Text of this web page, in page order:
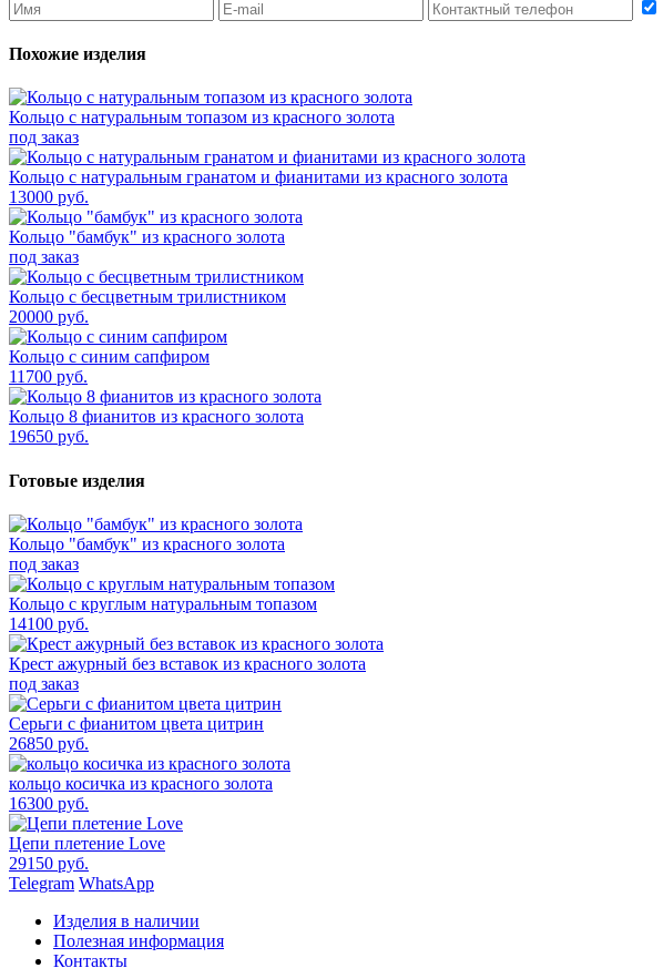
Похожие изделия
Кольцо с натуральным топазом из красного золота
под заказ
Кольцо с натуральным гранатом и фианитами из красного золота
13000 руб.
Кольцо "бамбук" из красного золота
под заказ
Кольцо с бесцветным трилистником
20000 руб.
Кольцо с синим сапфиром
11700 руб.
Кольцо 8 фианитов из красного золота
19650 руб.
Готовые изделия
Кольцо "бамбук" из красного золота
под заказ
Кольцо с круглым натуральным топазом
14100 руб.
Крест ажурный без вставок из красного золота
под заказ
Серьги с фианитом цвета цитрин
26850 руб.
кольцо косичка из красного золота
16300 руб.
Цепи плетение Love
29150 руб.
Telegram WhatsApp
Изделия в наличии
Полезная информация
Контакты